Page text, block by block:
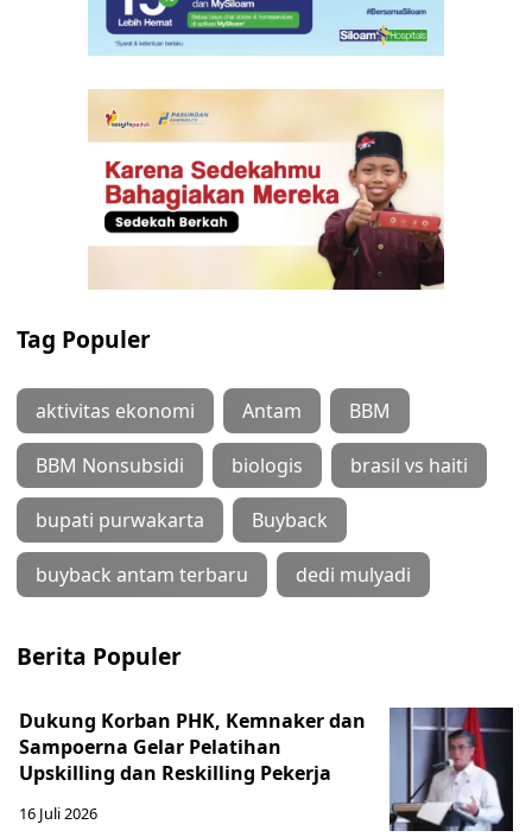
Tag Populer
aktivitas ekonomi Antam BBM
BBM Nonsubsidi biologis brasil vs haiti
bupati purwakarta Buyback
buyback antam terbaru dedi mulyadi
Berita Populer
Dukung Korban PHK, Kemnaker dan
Sampoerna Gelar Pelatihan
Upskilling dan Reskilling Pekerja
16 Juli 2026